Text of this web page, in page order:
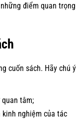
điểm quan trọng
cuốn sách. Hãy chú ý
tâm;
nghiệm của tác